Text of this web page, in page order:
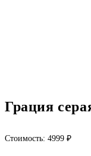
Грация
Стоимость: 4999 ₽